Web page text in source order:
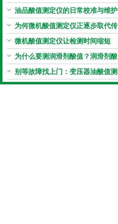
备、参数设置与结果解读
油品酸值测定仪的日常校准与维护
流程
为何微机酸值测定仪正逐步取代传
统手动滴定法？
微机酸值测定仪让检测时间缩短
50%
为什么要测润滑剂酸值？润滑剂酸
值测定法告诉你答案
别等故障找上门：变压器油酸值测
试仪的预警功能